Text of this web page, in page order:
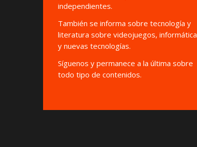
independientes.
También se informa sobre tecnología y
literatura sobre videojuegos, informática
y nuevas tecnologías.
Síguenos y permanece a la última sobre
todo tipo de contenidos.